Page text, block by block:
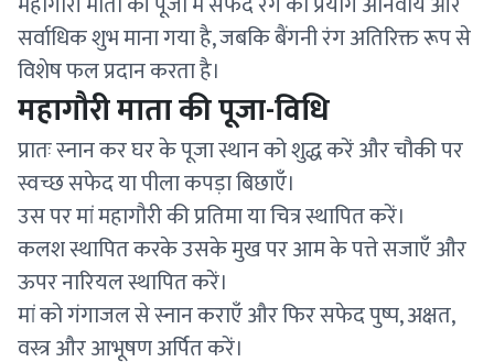
सर्वाधिक शुभ माना गया है, जबकि बैंगनी रंग अतिरिक्त रूप से
विशेष फल प्रदान करता है।
महागौरी माता की पूजा-विधि
प्रातः स्नान कर घर के पूजा स्थान को शुद्ध करें और चौकी पर
स्वच्छ सफेद या पीला कपड़ा बिछाएँ।
उस पर मां महागौरी की प्रतिमा या चित्र स्थापित करें।
कलश स्थापित करके उसके मुख पर आम के पत्ते सजाएँ और
ऊपर नारियल स्थापित करें।
मां को गंगाजल से स्नान कराएँ और फिर सफेद पुष्प, अक्षत,
वस्त्र और आभूषण अर्पित करें।